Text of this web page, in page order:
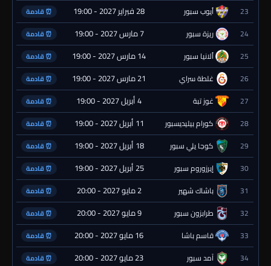
23 أيوب سبور 28 فبراير 2027 - 19:00 ⏰ قادمة
24 ريزة سبور 7 مارس 2027 - 19:00 ⏰ قادمة
25 ألانيا سبور 14 مارس 2027 - 19:00 ⏰ قادمة
26 غلطة سراي 21 مارس 2027 - 19:00 ⏰ قادمة
27 غوز تبة 4 أبريل 2027 - 19:00 ⏰ قادمة
28 كورام بيليديسبور 11 أبريل 2027 - 19:00 ⏰ قادمة
29 كوجا يلي سبور 18 أبريل 2027 - 19:00 ⏰ قادمة
30 إيرزوروم سبور 25 أبريل 2027 - 19:00 ⏰ قادمة
31 باشاك شهير 2 مايو 2027 - 20:00 ⏰ قادمة
32 طرابزون سبور 9 مايو 2027 - 20:00 ⏰ قادمة
33 قاسم باشا 16 مايو 2027 - 20:00 ⏰ قادمة
34 آمد سبور 23 مايو 2027 - 20:00 ⏰ قادمة